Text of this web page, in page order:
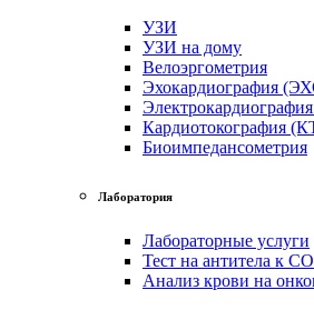
УЗИ
УЗИ на дому
Велоэргометрия
Эхокардиография
Кардиотокография
Биоимпедансометрия
Лаборатория
Лабораторные услуги
Тест на антитела к
Анализ крови на